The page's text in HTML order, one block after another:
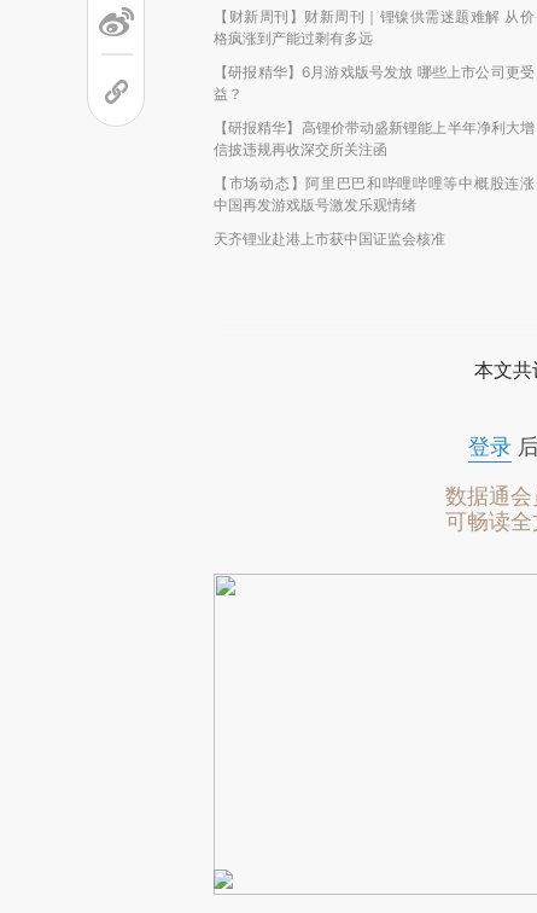
【财新周刊】财新周刊｜锂镍供需迷题难解 从价
格疯涨到产能过剩有多远
【研报精华】6月游戏版号发放 哪些上市公司更受
益？
【研报精华】高锂价带动盛新锂能上半年净利大增
信披违规再收深交所关注函
【市场动态】阿里巴巴和哔哩哔哩等中概股连涨
中国再发游戏版号激发乐观情绪
天齐锂业赴港上市获中国证监会核准
本文共
登录
数据通会
可畅读全